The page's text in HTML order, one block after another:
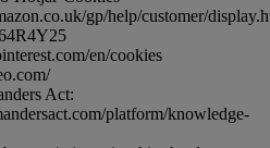
gp/help/customer/
en/cookies
Act:
platform/knowledge-